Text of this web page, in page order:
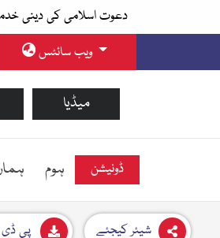
دعوت اسلامی کی دینی
ویب سائٹس
میڈیا
ہوم ڈونیشن
پی شیئر کیجئے